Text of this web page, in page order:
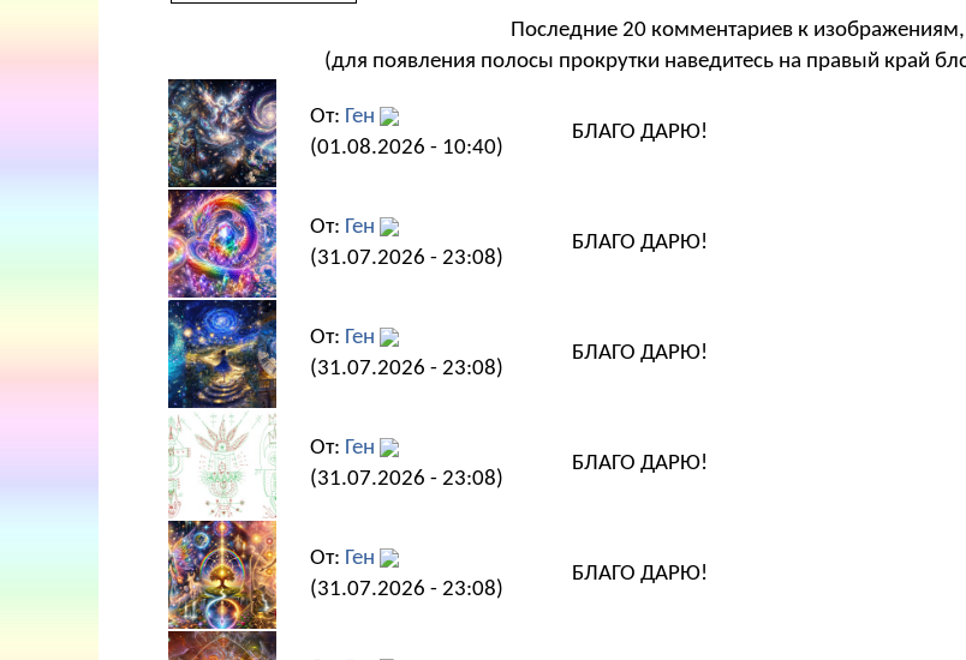
Последние 20 комментариев к изображениям,
(для появления полосы прокрутки наведитесь на правый край
От: Ген
(01.08.2026 - 10:40)
БЛАГО ДАРЮ!
От: Ген
(31.07.2026 - 23:08)
БЛАГО ДАРЮ!
От: Ген
(31.07.2026 - 23:08)
БЛАГО ДАРЮ!
От: Ген
(31.07.2026 - 23:08)
БЛАГО ДАРЮ!
От: Ген
(31.07.2026 - 23:08)
БЛАГО ДАРЮ!